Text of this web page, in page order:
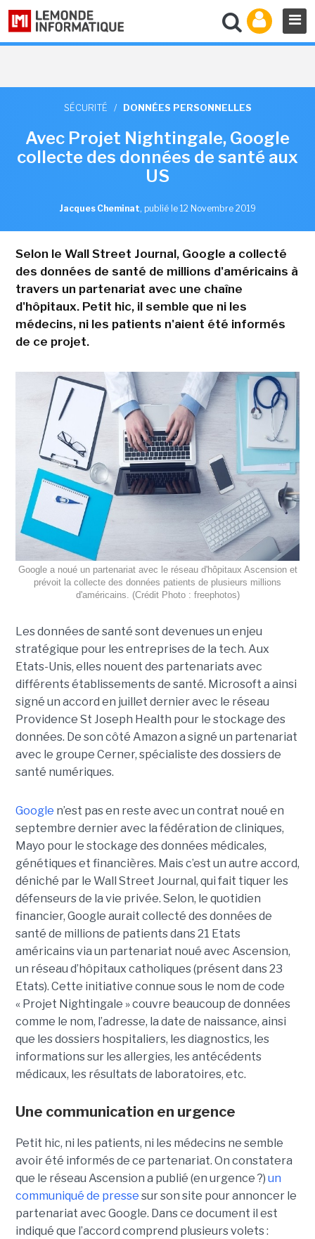
SÉCURITÉ / DONNÉES PERSONNELLES
Avec Projet Nightingale, Google
collecte des données de santé aux
US
Jacques Cheminat, publié le 12 Novembre 2019
Selon le Wall Street Journal, Google a collecté
des données de santé de millions d'américains à
travers un partenariat avec une chaîne
d'hôpitaux. Petit hic, il semble que ni les
médecins, ni les patients n'aient été informés
de ce projet.
Google a noué un partenariat avec le réseau d'hôpitaux Ascension et
prévoit la collecte des données patients de plusieurs millions
d'américains. (Crédit Photo : freephotos)
Les données de santé sont devenues un enjeu
stratégique pour les entreprises de la tech. Aux
Etats-Unis, elles nouent des partenariats avec
différents établissements de santé. Microsoft a ainsi
signé un accord en juillet dernier avec le réseau
Providence St Joseph Health pour le stockage des
données. De son côté Amazon a signé un partenariat
avec le groupe Cerner, spécialiste des dossiers de
santé numériques.
Google n’est pas en reste avec un contrat noué en
septembre dernier avec la fédération de cliniques,
Mayo pour le stockage des données médicales,
génétiques et financières. Mais c’est un autre accord,
déniché par le Wall Street Journal, qui fait tiquer les
défenseurs de la vie privée. Selon, le quotidien
financier, Google aurait collecté des données de
santé de millions de patients dans 21 Etats
américains via un partenariat noué avec Ascension,
un réseau d’hôpitaux catholiques (présent dans 23
Etats). Cette initiative connue sous le nom de code
« Projet Nightingale » couvre beaucoup de données
comme le nom, l’adresse, la date de naissance, ainsi
que les dossiers hospitaliers, les diagnostics, les
informations sur les allergies, les antécédents
médicaux, les résultats de laboratoires, etc.
Une communication en urgence
Petit hic, ni les patients, ni les médecins ne semble
avoir été informés de ce partenariat. On constatera
que le réseau Ascension a publié (en urgence ?) un
communiqué de presse sur son site pour annoncer le
partenariat avec Google. Dans ce document il est
indiqué que l’accord comprend plusieurs volets :